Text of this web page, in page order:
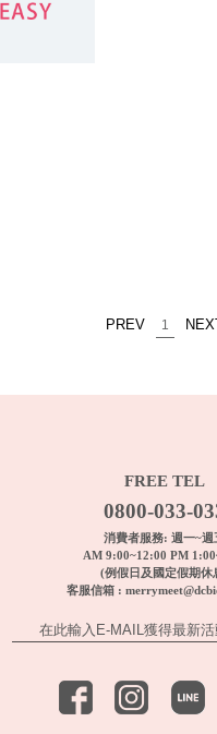
PREV 1
FREE TEL
0800-033-
消費者服務: 週一~週
AM 9:00~12:00 PM
(例假日及國定假期休
客服信箱 :